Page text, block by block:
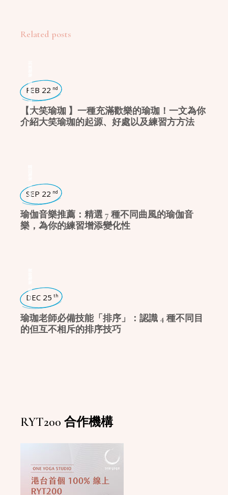
RYT200 合作機構
Related posts
日常瑜珈
,
瑜珈學堂
FEB 22 nd
【大笑瑜珈 】一種充滿歡樂的瑜珈！一文為你
介紹大笑瑜珈的起源、好處以及練習方方法
瑜珈生活
SEP 22 nd
瑜伽音樂推薦：精選 7 種不同曲風的瑜伽音
樂，為你的練習增添變化性
瑜珈學堂
DEC 25 th
瑜珈老師必備技能「排序」：認識 4 種不同目
的但互不相斥的排序技巧